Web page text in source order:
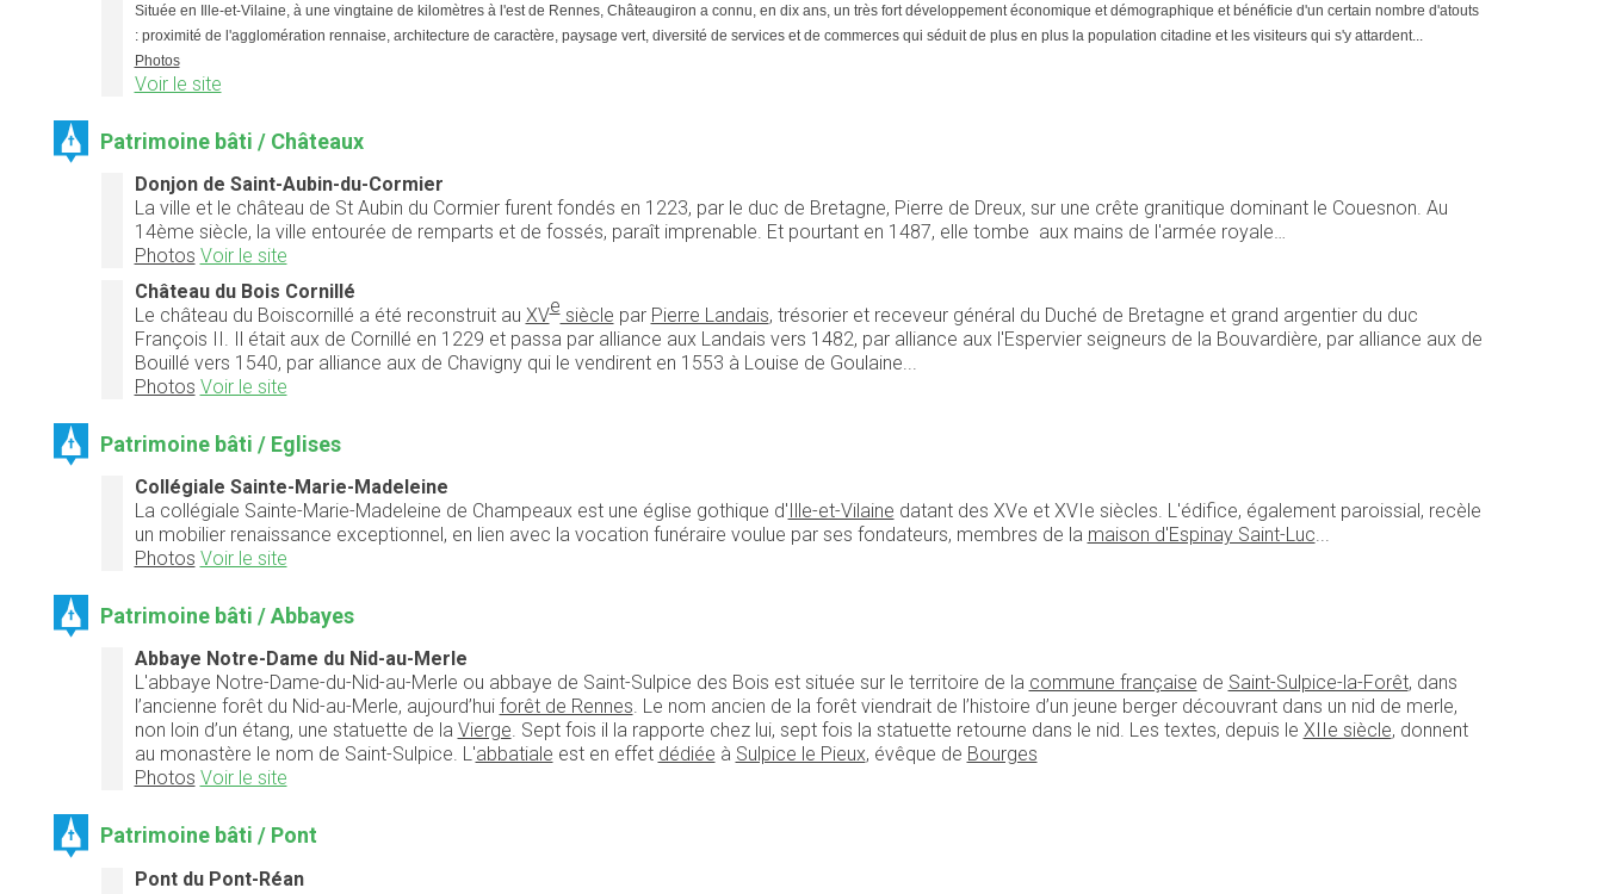
Située en Ille-et-Vilaine, à une vingtaine de kilomètres à l'est de Rennes, Châteaugiron a connu, en dix ans, un très fort développement économique et démographique et bénéficie d'un certain nombre d'atouts
: proximité de l'agglomération rennaise, architecture de caractère, paysage vert, diversité de services et de commerces qui séduit de plus en plus la population citadine et les visiteurs qui s'y attardent...
Photos
Voir le site
Patrimoine bâti / Châteaux
Donjon de Saint-Aubin-du-Cormier
La ville et le château de St Aubin du Cormier furent fondés en 1223, par le duc de Bretagne, Pierre de Dreux, sur une crête granitique dominant le Couesnon. Au
14ème siècle, la ville entourée de remparts et de fossés, paraît imprenable. Et pourtant en 1487, elle tombe aux mains de l'armée royale…
Photos Voir le site
Château du Bois Cornillé
Le château du Boiscornillé a été reconstruit au XVesiècle par Pierre Landais, trésorier et receveur général du Duché de Bretagne et grand argentier du duc
François II. Il était aux de Cornillé en 1229 et passa par alliance aux Landais vers 1482, par alliance aux l'Espervier seigneurs de la Bouvardière, par alliance aux de
Bouillé vers 1540, par alliance aux de Chavigny qui le vendirent en 1553 à Louise de Goulaine...
Photos Voir le site
Patrimoine bâti / Eglises
Collégiale Sainte-Marie-Madeleine
La collégiale Sainte-Marie-Madeleine de Champeaux est une église gothique d'Ille-et-Vilaine datant des XVe et XVIe siècles. L'édifice, également paroissial, recèle
un mobilier renaissance exceptionnel, en lien avec la vocation funéraire voulue par ses fondateurs, membres de la maison d'Espinay Saint-Luc...
Photos Voir le site
Patrimoine bâti / Abbayes
Abbaye Notre-Dame du Nid-au-Merle
L'abbaye Notre-Dame-du-Nid-au-Merle ou abbaye de Saint-Sulpice des Bois est située sur le territoire de la commune française de Saint-Sulpice-la-Forêt, dans
l’ancienne forêt du Nid-au-Merle, aujourd’hui forêt de Rennes. Le nom ancien de la forêt viendrait de l’histoire d’un jeune berger découvrant dans un nid de merle,
non loin d’un étang, une statuette de la Vierge. Sept fois il la rapporte chez lui, sept fois la statuette retourne dans le nid. Les textes, depuis le XIIe siècle, donnent
au monastère le nom de Saint-Sulpice. L'abbatiale est en effet dédiée à Sulpice le Pieux, évêque de Bourges
Photos Voir le site
Patrimoine bâti / Pont
Pont du Pont-Réan